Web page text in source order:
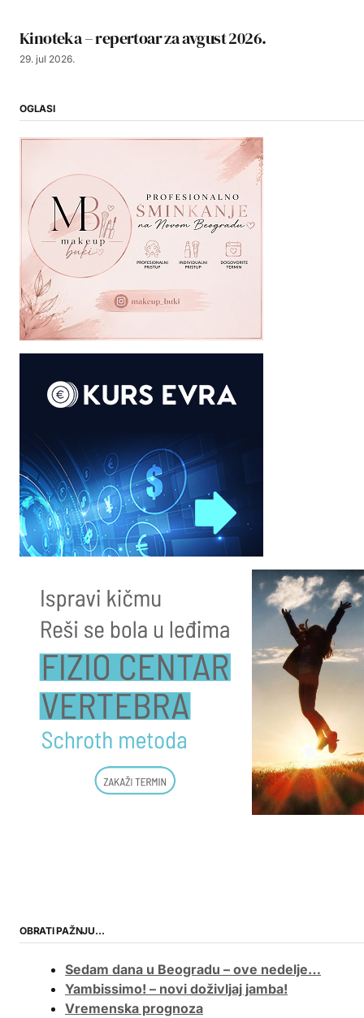
Kinoteka – repertoar za avgust 2026.
29. jul 2026.
OGLASI
OBRATI PAŽNJU…
Sedam dana u Beogradu – ove nedelje…
Yambissimo! – novi doživljaj jamba!
Vremenska prognoza